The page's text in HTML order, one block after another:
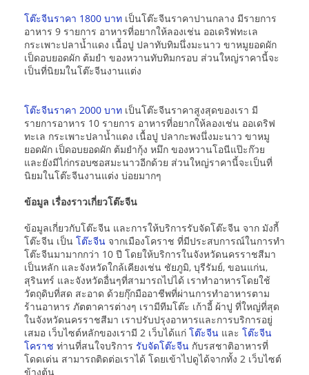
โต๊ะจีนราคา 1800 บาท เป็นโต๊ะจีนราคาปานกลาง มีรายการ
อาหาร 9 รายการ อาหารที่อยากให้ลองเช่น ออเดริฟทะเล
กระเพาะปลาน้ำแดง เนื้อปู ปลาทับทิมนึ่งมะนาว ขาหมูยอดผัก
เป็ดอบยอดผัก ต้มยำ ของหวานทับทิมกรอบ ส่วนใหญ่ราคานี้จะ
เป็นที่นิยมในโต๊ะจีนงานแต่ง
โต๊ะจีนราคา 2000 บาท เป็นโต๊ะจีนราคาสูงสุดของเรา มี
รายการอาหาร 10 รายการ อาหารที่อยากให้ลองเช่น ออเดริฟ
ทะเล กระเพาะปลาน้ำแดง เนื้อปู ปลากะพงนึ่งมะนาว ขาหมู
ยอดผัก เป็ดอบยอดผัก ต้มยำกุ้ง หมึก ของหวานโอนีแป๊ะก๊วย
และยังมีไก่กรอบซอสมะนาวอีกด้วย ส่วนใหญ่ราคานี้จะเป็นที่
นิยมในโต๊ะจีนงานแต่ง บ่อยมากๆ
ข้อมูล เรื่องราวเกี่ยวโต๊ะจีน
ข้อมูลเกี่ยวกับโต๊ะจีน และการให้บริการรับจัดโต๊ะจีน จาก มังกี้
โต๊ะจีน เป็น โต๊ะจีน จากเมืองโคราช ที่มีประสบการณ์ในการทำ
โต๊ะจีนมามากกว่า 10 ปี โดยให้บริการในจังหวัดนครราชสีมา
เป็นหลัก และจังหวัดใกล้เคียงเช่น ชัยภูมิ, บุรีรัมย์, ขอนแก่น,
สุรินทร์ และจังหวัดอื่นๆที่สามารถไปได้ เราทำอาหารโดยใช้
วัตถุดิบที่สด สะอาด ด้วยกุ๊กมืออาชีพที่ผ่านการทำอาหารตาม
ร้านอาหาร ภัตตาคารต่างๆ เรามีทีมโต๊ะ เก้าอี้ ผ้าปู ที่ใหญ่ที่สุด
ในจังหวัดนครราชสีมา เราปรับปรุงอาหารและการบริการอยู่
เสมอ เว็บไซต์หลักของเรามี 2 เว็บได้แก่ โต๊ะจีน และ โต๊ะจีน
โคราช ท่านที่สนใจบริการ รับจัดโต๊ะจีน กับรสชาติอาหารที่
โดดเด่น สามารถติดต่อเราได้ โดยเข้าไปดูได้จากทั้ง 2 เว็บไซต์
ข้างต้น